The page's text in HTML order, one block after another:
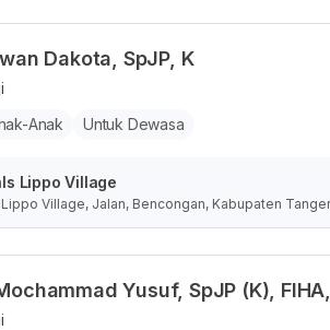
Dakota, SpJP, K
Anak
Untuk Dewasa
Lippo Village
Village, Jalan, Bencongan, Kabupaten
Yusuf, SpJP (K),